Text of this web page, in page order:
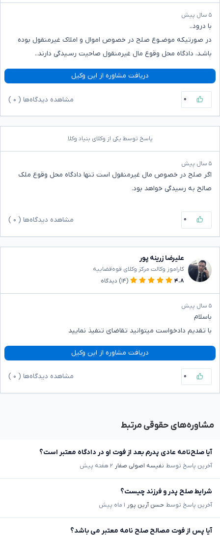
۵ سال پیش
با درود..
در صورتیکه موضـوع صلح در خصوص اموال و املاک غیرمنقول بوده
باشـد، دادگاه محل وقوع مال غیرمنقول صاحیت رسـیدگی دارند..
دریافت مشاوره از این وکیل
۰ مشاهده دیدگاه‌ها ( ۰
پاسخ توسط یکی از وکلای بنیاد وکلا
۵ سال پیش
اگر صلح در خصوص مال غیرمنقول است تنها دادگاه محل وقوع ملک
صالح به رسیدگی خواهد بود‌.
۰ مشاهده دیدگاه‌ها ( ۰
علیرضا زرینه پور
کاراموز وکالت مرکز وکلای قوه‌قضاییه
۴.۸
(۱۴) دیدگاه
۵ سال پیش
باسلام
با تقدیم دادخواست میتوانید تقاضای تنفیذ نمایید
دریافت مشاوره از این وکیل
۰ مشاهده دیدگاه‌ها ( ۰
مشاوره‌های حقوقی مرتبط
آیا صلح‌نامه عادی پدرم بعد از فوت او در دادگاه معتبر است؟
آخرین پاسخ توسط نفیسه اصولی صفار ۲ هفته پیش
شرایط صلح پدر و فرزند چیست؟
آخرین پاسخ توسط حسن آرین پور ۱ ماه پیش
آیا پس از فوت مصالح صلح نامه معتبر می باشد؟